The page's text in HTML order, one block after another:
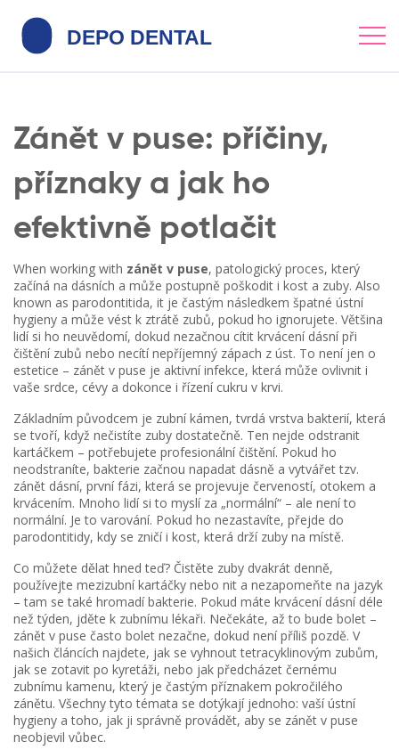
Zánět v puse: příčiny,
příznaky a jak ho
efektivně potlačit
When working with zánět v puse, patologický proces, který
začíná na dásních a může postupně poškodit i kost a zuby. Also
known as parodontitida, it je častým následkem špatné ústní
hygieny a může vést k ztrátě zubů, pokud ho ignorujete. Většina
lidí si ho neuvědomí, dokud nezačnou cítit krvácení dásní při
čištění zubů nebo necítí nepříjemný zápach z úst. To není jen o
estetice – zánět v puse je aktivní infekce, která může ovlivnit i
vaše srdce, cévy a dokonce i řízení cukru v krvi.
Základním původcem je zubní kámen,tvrdá vrstva bakterií, která
se tvoří, když nečistíte zuby dostatečně. Ten nejde odstranit
kartáčkem – potřebujete profesionální čištění. Pokud ho
neodstraníte, bakterie začnou napadat dásně a vytvářet tzv.
zánět dásní, první fázi, která se projevuje červeností, otokem a
krvácením. Mnoho lidí si to myslí za „normální“ – ale není to
normální. Je to varování. Pokud ho nezastavíte, přejde do
parodontitidy, kdy se zničí i kost, která drží zuby na místě.
Co můžete dělat hned teď? Čistěte zuby dvakrát denně,
používejte mezizubní kartáčky nebo nit a nezapomeňte na jazyk
– tam se také hromadí bakterie. Pokud máte krvácení dásní déle
než týden, jděte k zubnímu lékaři. Nečekáte, až to bude bolet –
zánět v puse často bolet nezačne, dokud není příliš pozdě. V
našich článcích najdete, jak se vyhnout tetracyklinovým zubům,
jak se zotavit po kyretáži, nebo jak předcházet černému
zubnímu kamenu, který je častým příznakem pokročilého
zánětu. Všechny tyto témata se dotýkají jednoho: vaší ústní
hygieny a toho, jak ji správně provádět, aby se zánět v puse
neobjevil vůbec.